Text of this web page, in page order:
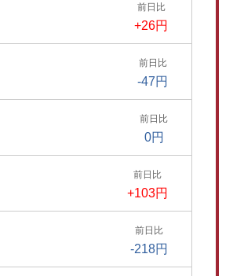
前日比
+26円
前日比
-47円
前日比
0円
前日比
+103円
前日比
-218円